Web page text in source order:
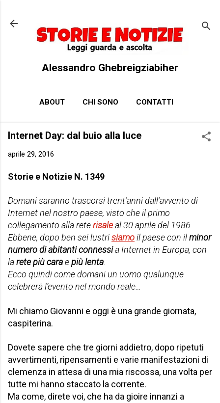
Alessandro Ghebreigziabiher
ABOUT CHI SONO CONTATTI
Internet Day: dal buio alla luce
aprile 29, 2016
Storie e Notizie N. 1349
Domani saranno trascorsi trent’anni dall’avvento di
Internet nel nostro paese, visto che il primo
collegamento alla reterisaleal 30 aprile del 1986.
Ebbene, dopo ben sei lustrisiamoil paese con ilminor
numero di abitanti connessia Internet in Europa, con
larete più caraepiù lenta.
Ecco quindi come domani un uomo qualunque
celebrerà l’evento nel mondo reale…
Mi chiamo Giovanni e oggi è una grande giornata,
caspiterina.
Dovete sapere che tre giorni addietro, dopo ripetuti
avvertimenti, ripensamenti e varie manifestazioni di
clemenza in attesa di una mia riscossa, una volta per
tutte mi hanno staccato la corrente.
Ma come, direte voi, che ha da gioire innanzi a